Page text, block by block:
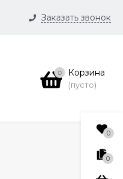
Заказать звонок
0 Корзина
(пусто)
0
0